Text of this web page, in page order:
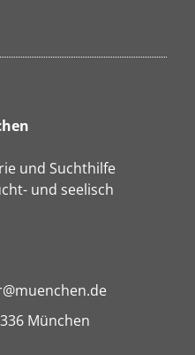
und Suchthilfe
und seelisch
München